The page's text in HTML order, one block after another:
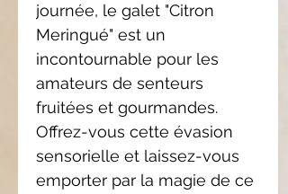
journée, le galet "Citron
Meringué" est un
incontournable pour les
amateurs de senteurs
fruitées et gourmandes.
Offrez-vous cette évasion
sensorielle et laissez-vous
emporter par la magie de ce